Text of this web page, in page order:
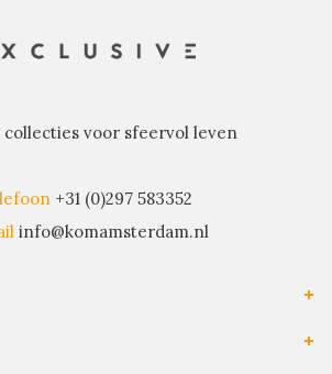
collecties voor sfeervol leven
+31 (0)297 583352
info@komamsterdam.nl